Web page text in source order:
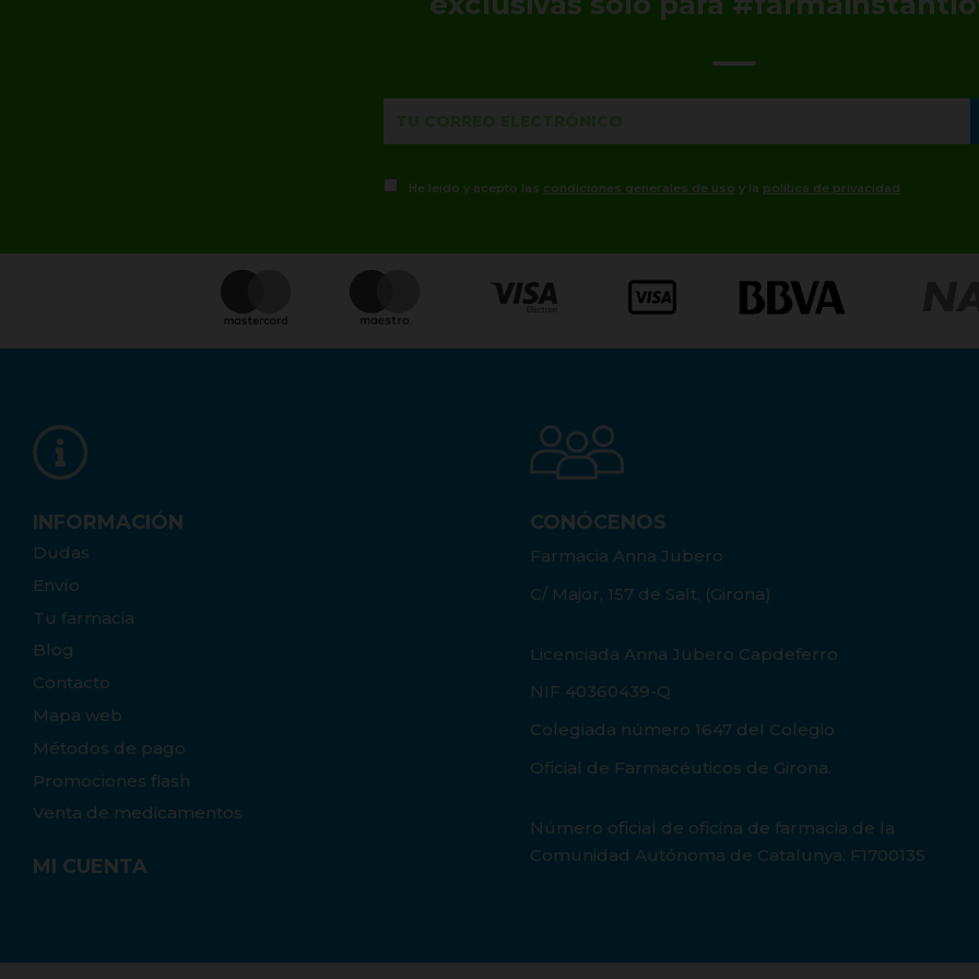
He leído y acepto las condiciones generales de uso y la política de privacidad
INFORMACIÓN
Dudas
Envío
Tu farmacia
Blog
Contacto
Mapa web
Métodos de pago
Promociones flash
Venta de medicamentos
MI CUENTA
CONÓCENOS
Farmacia Anna Jubero
C/ Major, 157 de Salt, (Girona)
Licenciada Anna Jubero Capdeferro
NIF 40360439-Q
Colegiada número 1647 del Colegio
Oficial de Farmacéuticos de Girona.
Número oficial de oficina de farmacia de la
Comunidad Autónoma de Catalunya: F1700135